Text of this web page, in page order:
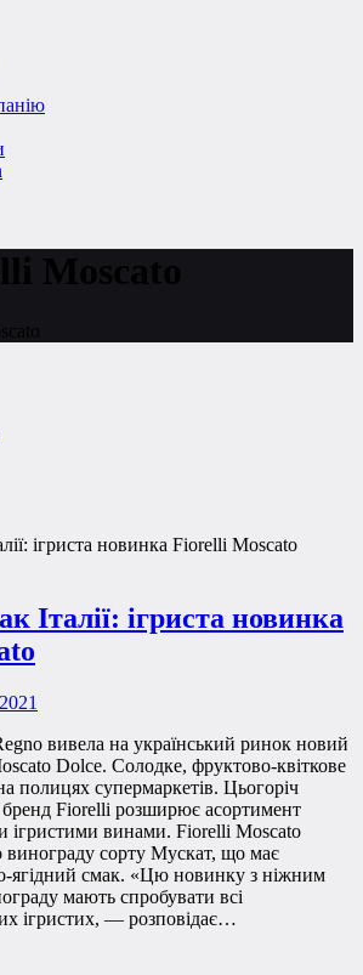
Moscato
Італії: ігриста новинка
вивела на український ринок новий
Dolce. Солодке, фруктово-квіткове
полицях супермаркетів. Цьогоріч
бренд Fiorelli розширює асортимент
ігристими винами. Fiorelli Moscato
винограду сорту Мускат, що має
ягідний смак. «Цю новинку з ніжним
мають спробувати всі
ігристих, — розповідає…